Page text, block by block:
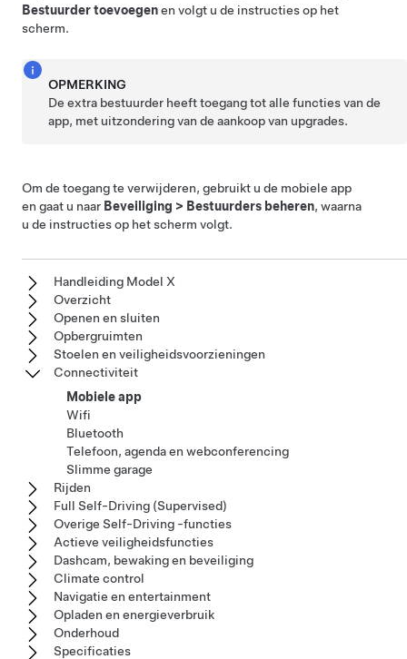
Bestuurder toevoegenen volgt u de instructies op het
scherm.
OPMERKING
De extra bestuurder heeft toegang tot alle functies van de
app, met uitzondering van de aankoop van upgrades.
Om de toegang te verwijderen, gebruikt u de mobiele app
en gaat u naar Beveiliging > Bestuurders beheren, waarna
u de instructies op het scherm volgt.
Handleiding Model X
Overzicht
Openen en sluiten
Opbergruimten
Stoelen en veiligheidsvoorzieningen
Connectiviteit
Mobiele app
Wifi
Bluetooth
Telefoon, agenda en webconferencing
Slimme garage
Rijden
Full Self-Driving (Supervised)
Overige Self-Driving -functies
Actieve veiligheidsfuncties
Dashcam, bewaking en beveiliging
Climate control
Navigatie en entertainment
Opladen en energieverbruik
Onderhoud
Specificaties